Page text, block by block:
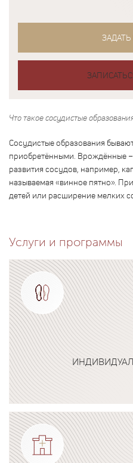
Что такое сосудистые
Сосудистые образования
приобретёнными. Врождённые
развития сосудов, например,
называемая «винное пятно».
детей или расширение мелких
Услуги и программы
Подробнее о программе